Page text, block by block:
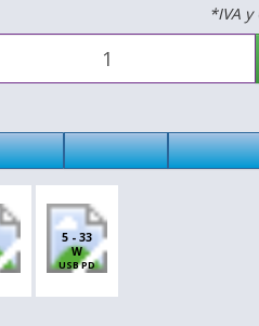
*IVA
5 - 33
W
USB PD